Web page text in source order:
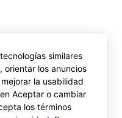
similares
orientar los anuncios
la usabilidad
Aceptar o cambiar
los términos